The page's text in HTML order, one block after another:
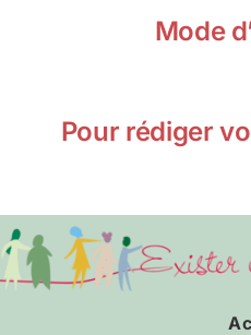
Mode
Pour rédiger